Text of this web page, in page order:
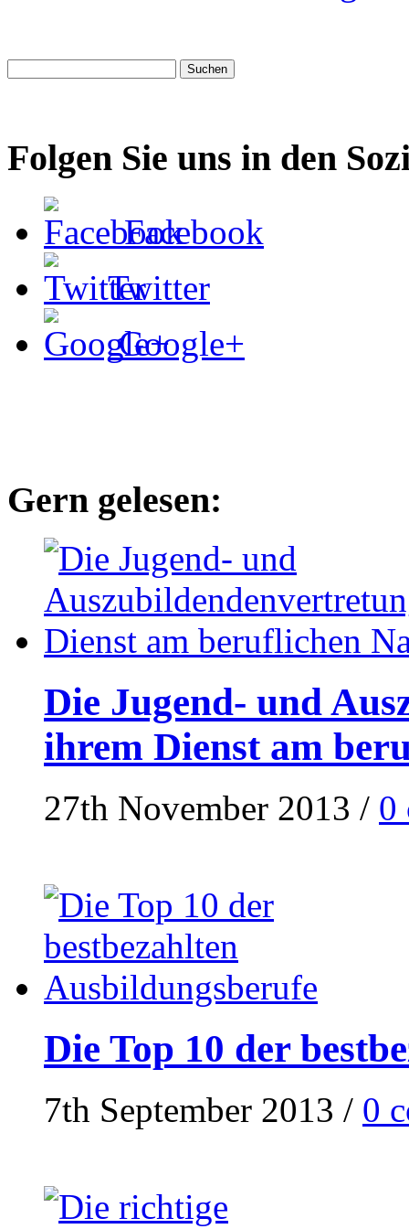
Folgen Sie uns in den
Facebook
Twitter
Google+
Gern gelesen:
Die Jugend- und
ihrem Dienst am
27th November 2013 / 0
Die Top 10 der
7th September 2013 / 0